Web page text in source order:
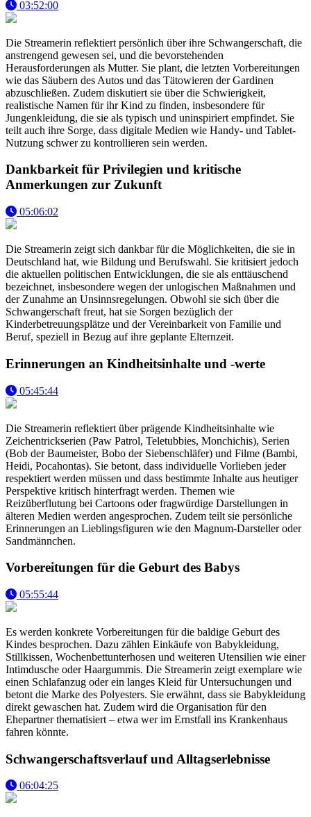
03:52:00
Die Streamerin reflektiert persönlich über ihre Schwangerschaft, die
anstrengend gewesen sei, und die bevorstehenden
Herausforderungen als Mutter. Sie plant, die letzten Vorbereitungen
wie das Säubern des Autos und das Tätowieren der Gardinen
abzuschließen. Zudem diskutiert sie über die Schwierigkeit,
realistische Namen für ihr Kind zu finden, insbesondere für
Jungenkleidung, die sie als typisch und uninspiriert empfindet. Sie
teilt auch ihre Sorge, dass digitale Medien wie Handy- und Tablet-
Nutzung schwer zu kontrollieren sein werden.
Dankbarkeit für Privilegien und kritische
Anmerkungen zur Zukunft
05:06:02
Die Streamerin zeigt sich dankbar für die Möglichkeiten, die sie in
Deutschland hat, wie Bildung und Berufswahl. Sie kritisiert jedoch
die aktuellen politischen Entwicklungen, die sie als enttäuschend
bezeichnet, insbesondere wegen der unlogischen Maßnahmen und
der Zunahme an Unsinnsregelungen. Obwohl sie sich über die
Schwangerschaft freut, hat sie Sorgen bezüglich der
Kinderbetreuungsplätze und der Vereinbarkeit von Familie und
Beruf, speziell in Bezug auf ihre geplante Elternzeit.
Erinnerungen an Kindheitsinhalte und -werte
05:45:44
Die Streamerin reflektiert über prägende Kindheitsinhalte wie
Zeichentrickserien (Paw Patrol, Teletubbies, Monchichis), Serien
(Bob der Baumeister, Bobo der Siebenschläfer) und Filme (Bambi,
Heidi, Pocahontas). Sie betont, dass individuelle Vorlieben jeder
respektiert werden müssen und dass bestimmte Inhalte aus heutiger
Perspektive kritisch hinterfragt werden. Themen wie
Reizüberflutung bei Cartoons oder fragwürdige Darstellungen in
älteren Medien werden angesprochen. Zudem teilt sie persönliche
Erinnerungen an Lieblingsfiguren wie den Magnum-Darsteller oder
Sandmännchen.
Vorbereitungen für die Geburt des Babys
05:55:44
Es werden konkrete Vorbereitungen für die baldige Geburt des
Kindes besprochen. Dazu zählen Einkäufe von Babykleidung,
Stillkissen, Wochenbettunterhosen und weiteren Utensilien wie einer
Intimdusche oder Haargummis. Die Streamerin zeigt exemplare wie
einen Schlafanzug oder ein langes Kleid für Untersuchungen und
betont die Marke des Polyesters. Sie erwähnt, dass sie Babykleidung
direkt gewaschen hat. Zudem wird die Organisation für den
Ehepartner thematisiert – etwa wer im Ernstfall ins Krankenhaus
fahren könnte.
Schwangerschaftsverlauf und Alltagserlebnisse
06:04:25